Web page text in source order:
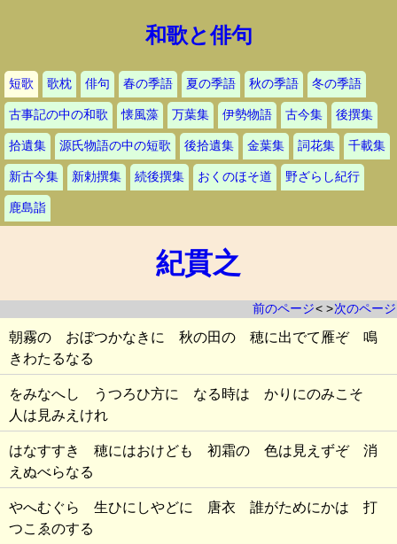
和歌と俳句
短歌 歌枕 俳句 春の季語 夏の季語 秋の季語 冬の季語
古事記の中の和歌 懐風藻 万葉集 伊勢物語 古今集 後撰集
拾遺集 源氏物語の中の短歌 後拾遺集 金葉集 詞花集 千載集
新古今集 新勅撰集 続後撰集 おくのほそ道 野ざらし紀行
鹿島詣
紀貫之
前のページ< >次のページ
朝霧の おぼつかなきに 秋の田の 穂に出でて雁ぞ 鳴
きわたるなる
をみなへし うつろひ方に なる時は かりにのみこそ
人は見みえけれ
はなすすき 穂にはおけども 初霜の 色は見えずぞ 消
えぬべらなる
やへむぐら 生ひにしやどに 唐衣 誰がためにかは 打
つこゑのする